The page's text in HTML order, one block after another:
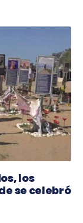
los
se celebró